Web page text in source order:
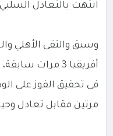
انتهت بالتعادل
وسبق والتقى الأهلي
فى تحقيق الفوز على
مرتين مقابل تعادل